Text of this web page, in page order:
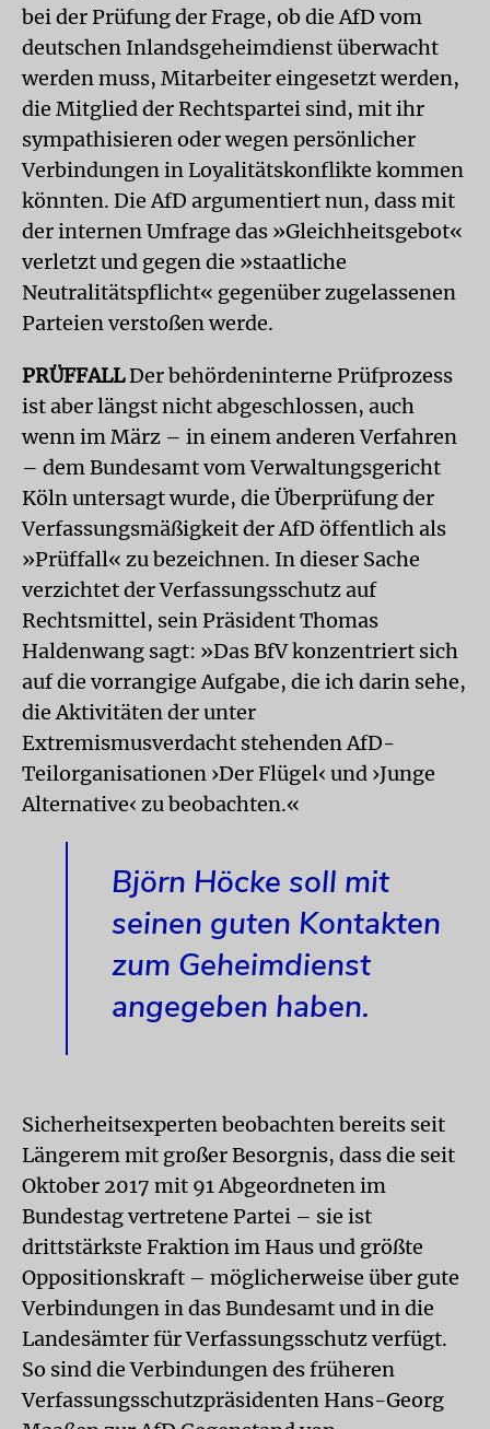
bei der Prüfung der Frage, ob die AfD vom
deutschen Inlandsgeheimdienst überwacht
werden muss, Mitarbeiter eingesetzt werden,
die Mitglied der Rechtspartei sind, mit ihr
sympathisieren oder wegen persönlicher
Verbindungen in Loyalitätskonflikte kommen
könnten. Die AfD argumentiert nun, dass mit
der internen Umfrage das »Gleichheitsgebot«
verletzt und gegen die »staatliche
Neutralitätspflicht« gegenüber zugelassenen
Parteien verstoßen werde.
PRÜFFALLDer behördeninterne Prüfprozess
ist aber längst nicht abgeschlossen, auch
wenn im März – in einem anderen Verfahren
– dem Bundesamt vom Verwaltungsgericht
Köln untersagt wurde, die Überprüfung der
Verfassungsmäßigkeit der AfD öffentlich als
»Prüffall« zu bezeichnen. In dieser Sache
verzichtet der Verfassungsschutz auf
Rechtsmittel, sein Präsident Thomas
Haldenwang sagt: »Das BfV konzentriert sich
auf die vorrangige Aufgabe, die ich darin sehe,
die Aktivitäten der unter
Extremismusverdacht stehenden AfD-
Teilorganisationen ›Der Flügel‹ und ›Junge
Alternative‹ zu beobachten.«
Björn Höcke soll mit
seinen guten Kontakten
zum Geheimdienst
angegeben haben.
Sicherheitsexperten beobachten bereits seit
Längerem mit großer Besorgnis, dass die seit
Oktober 2017 mit 91 Abgeordneten im
Bundestag vertretene Partei – sie ist
drittstärkste Fraktion im Haus und größte
Oppositionskraft – möglicherweise über gute
Verbindungen in das Bundesamt und in die
Landesämter für Verfassungsschutz verfügt.
So sind die Verbindungen des früheren
Verfassungsschutzpräsidenten Hans-Georg